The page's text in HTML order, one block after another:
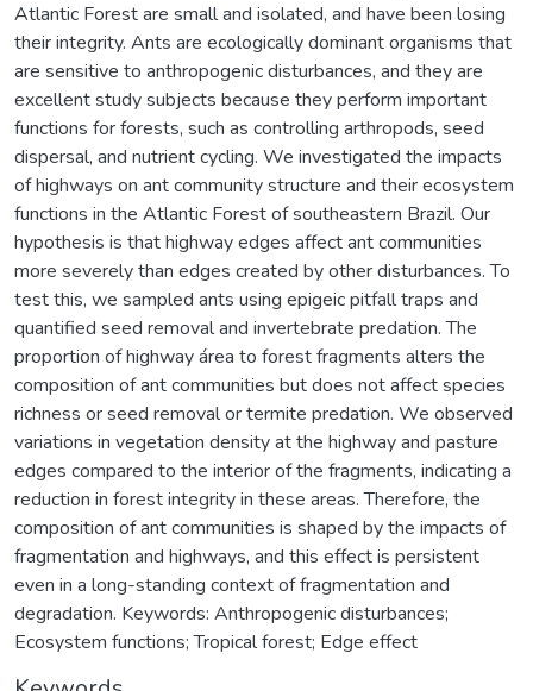
Atlantic Forest are small and isolated, and have been losing
their integrity. Ants are ecologically dominant organisms that
are sensitive to anthropogenic disturbances, and they are
excellent study subjects because they perform important
functions for forests, such as controlling arthropods, seed
dispersal, and nutrient cycling. We investigated the impacts
of highways on ant community structure and their ecosystem
functions in the Atlantic Forest of southeastern Brazil. Our
hypothesis is that highway edges affect ant communities
more severely than edges created by other disturbances. To
test this, we sampled ants using epigeic pitfall traps and
quantified seed removal and invertebrate predation. The
proportion of highway área to forest fragments alters the
composition of ant communities but does not affect species
richness or seed removal or termite predation. We observed
variations in vegetation density at the highway and pasture
edges compared to the interior of the fragments, indicating a
reduction in forest integrity in these areas. Therefore, the
composition of ant communities is shaped by the impacts of
fragmentation and highways, and this effect is persistent
even in a long-standing context of fragmentation and
degradation. Keywords: Anthropogenic disturbances;
Ecosystem functions; Tropical forest; Edge effect